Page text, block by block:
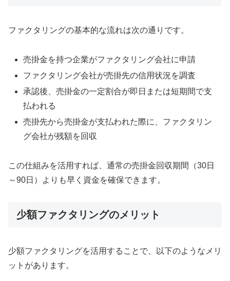
ファクタリングの基本的な流れは次の通りです。
売掛金を持つ企業がファクタリング会社に申請
ファクタリング会社が売掛先の信用状況を調査
承認後、売掛金の一定割合が即日または短期間で支
払われる
売掛先から売掛金が支払われた際に、ファクタリン
グ会社が残額を回収
この仕組みを活用すれば、通常の売掛金回収期間（30日
～90日）よりも早く資金を確保できます。
少額ファクタリングのメリット
少額ファクタリングを活用することで、以下のようなメリ
ットがあります。